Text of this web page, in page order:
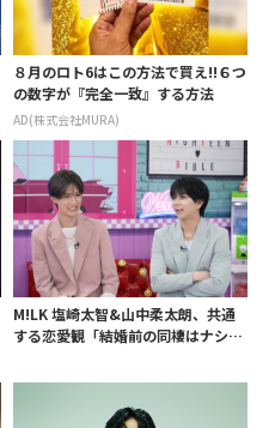
８月のロト6はこの方法で買え!!６つ
の数字が『完全一致』する方法
AD(株式会社MURA)
M!LK 塩崎太智&山中柔太朗、共通
する恋愛観「結婚前の同棲はナシ」